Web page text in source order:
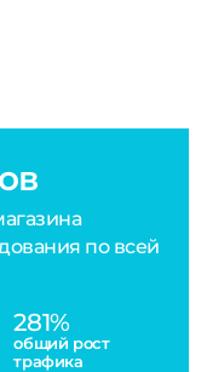
по всей
281%
общий рост
трафика